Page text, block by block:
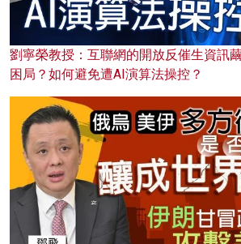
劉寧榮教授：互聯網的開放反催生資訊
困局？如何避免遭AI演算法操控？